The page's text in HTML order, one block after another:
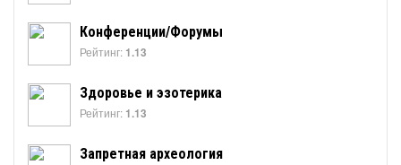
Конференции/Форумы
Рейтинг: 1.13
Здоровье и эзотерика
Рейтинг: 1.13
Запретная археология